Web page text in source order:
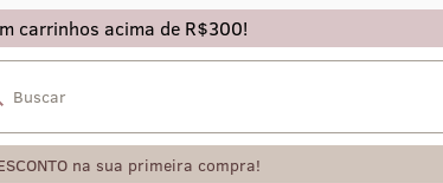
carrinhos acima de R$300!
na sua primeira compra!